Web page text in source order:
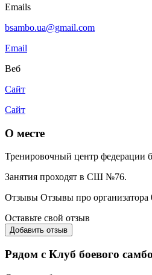
Emails
bsambo.ua@gmail.com
Email
Веб
Сайт
Сайт
О месте
Тренировочный центр федерации
Занятия проходят в СШ №76.
Отзывы Отзывы про организатора
Оставьте свой отзыв
Добавить отзыв
Рядом с Клуб боевого